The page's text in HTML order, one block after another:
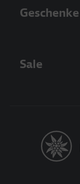
Geschenke
Sale